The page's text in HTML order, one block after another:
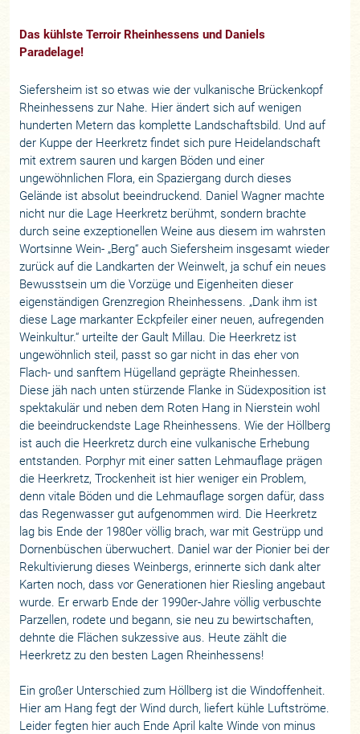
Das kühlste Terroir Rheinhessens und Daniels
Paradelage!
Siefersheim ist so etwas wie der vulkanische Brückenkopf
Rheinhessens zur Nahe. Hier ändert sich auf wenigen
hunderten Metern das komplette Landschaftsbild. Und auf
der Kuppe der Heerkretz findet sich pure Heidelandschaft
mit extrem sauren und kargen Böden und einer
ungewöhnlichen Flora, ein Spaziergang durch dieses
Gelände ist absolut beeindruckend. Daniel Wagner machte
nicht nur die Lage Heerkretz berühmt, sondern brachte
durch seine exzeptionellen Weine aus diesem im wahrsten
Wortsinne Wein- „Berg“ auch Siefersheim insgesamt wieder
zurück auf die Landkarten der Weinwelt, ja schuf ein neues
Bewusstsein um die Vorzüge und Eigenheiten dieser
eigenständigen Grenzregion Rheinhessens. „Dank ihm ist
diese Lage markanter Eckpfeiler einer neuen, aufregenden
Weinkultur.“ urteilte der Gault Millau. Die Heerkretz ist
ungewöhnlich steil, passt so gar nicht in das eher von
Flach- und sanftem Hügelland geprägte Rheinhessen.
Diese jäh nach unten stürzende Flanke in Südexposition ist
spektakulär und neben dem Roten Hang in Nierstein wohl
die beeindruckendste Lage Rheinhessens. Wie der Höllberg
ist auch die Heerkretz durch eine vulkanische Erhebung
entstanden. Porphyr mit einer satten Lehmauflage prägen
die Heerkretz, Trockenheit ist hier weniger ein Problem,
denn vitale Böden und die Lehmauflage sorgen dafür, dass
das Regenwasser gut aufgenommen wird. Die Heerkretz
lag bis Ende der 1980er völlig brach, war mit Gestrüpp und
Dornenbüschen überwuchert. Daniel war der Pionier bei der
Rekultivierung dieses Weinbergs, erinnerte sich dank alter
Karten noch, dass vor Generationen hier Riesling angebaut
wurde. Er erwarb Ende der 1990er-Jahre völlig verbuschte
Parzellen, rodete und begann, sie neu zu bewirtschaften,
dehnte die Flächen sukzessive aus. Heute zählt die
Heerkretz zu den besten Lagen Rheinhessens!
Ein großer Unterschied zum Höllberg ist die Windoffenheit.
Hier am Hang fegt der Wind durch, liefert kühle Luftströme.
Leider fegten hier auch Ende April kalte Winde von minus